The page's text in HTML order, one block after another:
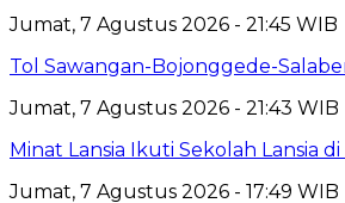
Jumat, 7 Agustus 2026 - 21:45 WIB
Tol Sawangan-Bojonggede-
Jumat, 7 Agustus 2026 - 21:43 WIB
Minat Lansia Ikuti Sekolah Lansia
Jumat, 7 Agustus 2026 - 17:49 WIB